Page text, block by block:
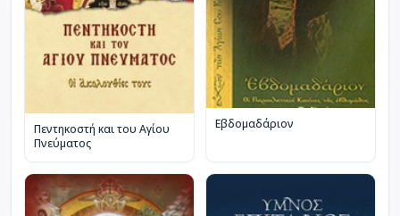
Πεντηκοστή και του Αγίου
Πνεύματος
Εβδομαδάριον